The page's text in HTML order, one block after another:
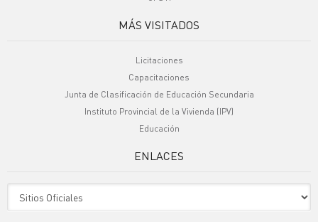
MÁS VISITADOS
Licitaciones
Capacitaciones
Junta de Clasificación de Educación Secundaria
Instituto Provincial de la Vivienda (IPV)
Educación
ENLACES